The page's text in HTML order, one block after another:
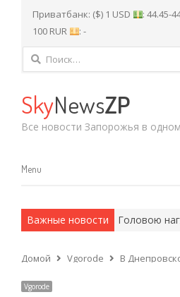
Приватбанк: ($) 1 USD : 44.45-
100 RUR
: -
Найти:
SkyNewsZP
Все новости Запорожья в
Menu
Menu
Важные новости
армейские методы. Головою
Домой Vgorode В
Vgorode